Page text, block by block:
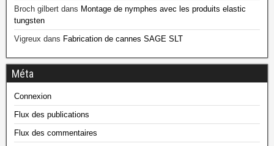
Broch gilbert dans Montage de nymphes avec les produits elastic
tungsten
Vigreux dans Fabrication de cannes SAGE SLT
Méta
Connexion
Flux des publications
Flux des commentaires